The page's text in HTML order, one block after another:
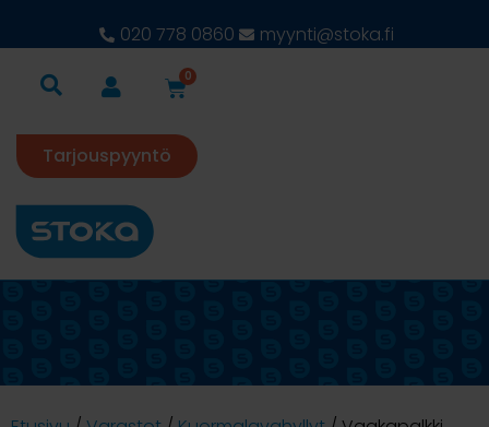
020 778 0860 myynti@stoka.fi
0
Tarjouspyyntö